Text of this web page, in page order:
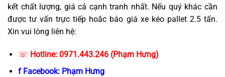
kết chất lượng, giá cả cạnh tranh nhất. Nếu quý khác cần
được tư vấn trực tiếp hoăc báo giá xe kéo pallet 2.5 tấn.
Xin vui lòng liên hệ:
☏ Hotline: 0971.443.246 (Phạm Hưng)
f Facebook: Phạm Hưng